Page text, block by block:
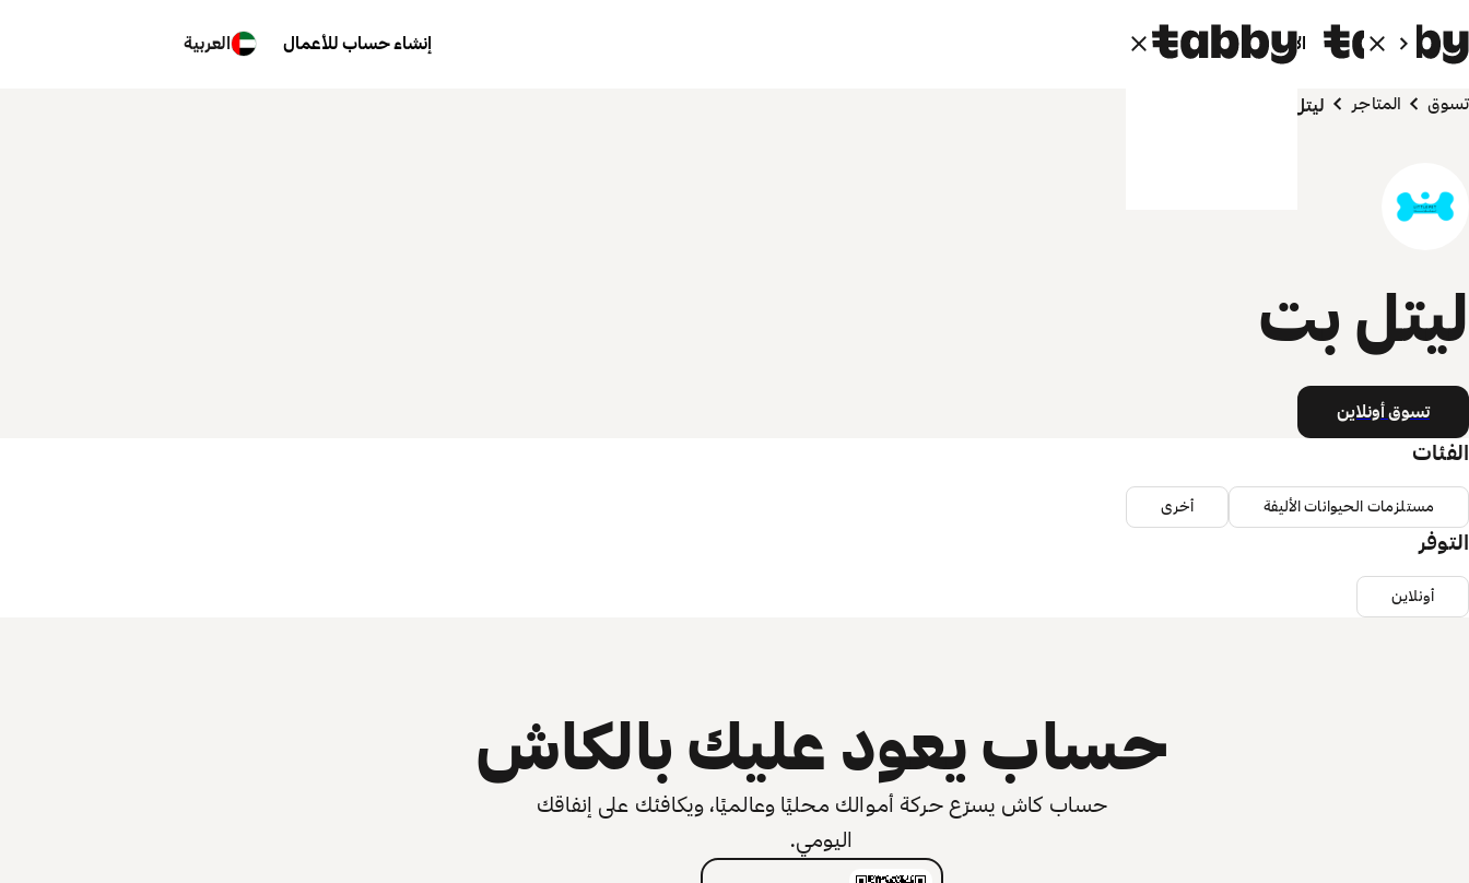
الأفراد الشركاء إنشاء حساب للأعمال العربية
تسوق المتاجر ليتل بت
ليتل بت
تسوق أونلاين
الفئات
مستلزمات الحيوانات الأليفة أخرى
التوفر
أونلاين
حساب يعود عليك بالكاش
حساب كاش يسرّع حركة أموالك محليًا وعالميًا، ويكافئك على إنفاقك
اليومي.